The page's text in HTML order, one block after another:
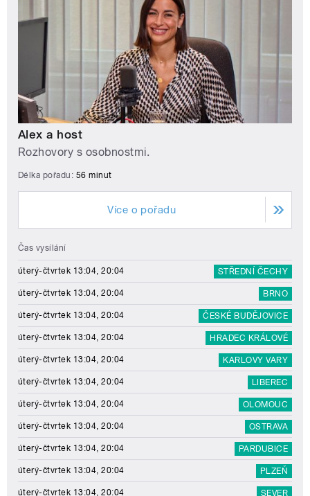
Alex a host
Rozhovory s osobnostmi.
Délka pořadu: 56 minut
Více o pořadu
Čas vysílání
úterý-čtvrtek 13:04, 20:04 STŘEDNÍ ČECHY
úterý-čtvrtek 13:04, 20:04 BRNO
úterý-čtvrtek 13:04, 20:04 ČESKÉ BUDĚJOVICE
úterý-čtvrtek 13:04, 20:04 HRADEC KRÁLOVÉ
úterý-čtvrtek 13:04, 20:04 KARLOVY VARY
úterý-čtvrtek 13:04, 20:04 LIBEREC
úterý-čtvrtek 13:04, 20:04 OLOMOUC
úterý-čtvrtek 13:04, 20:04 OSTRAVA
úterý-čtvrtek 13:04, 20:04 PARDUBICE
úterý-čtvrtek 13:04, 20:04 PLZEŇ
úterý-čtvrtek 13:04, 20:04 SEVER